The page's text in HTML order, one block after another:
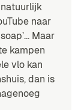
naar
Maar
kampen
vlo kan
dan is